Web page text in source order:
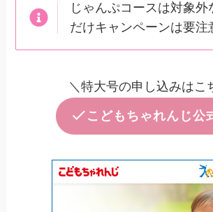
じゃんぷコースは対象外
だけキャンペーンは要注
＼特大号の申し込みはこ
こどもちゃれんじ公